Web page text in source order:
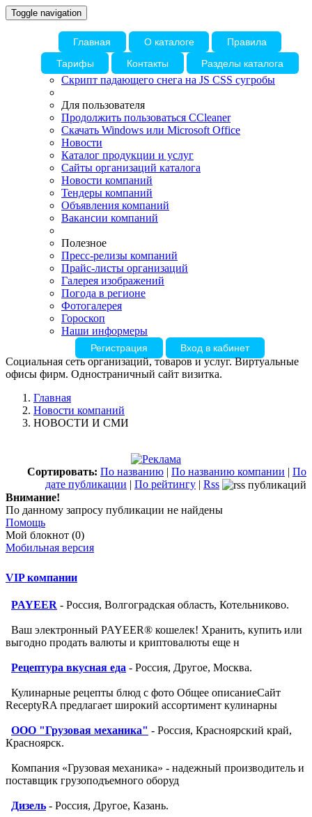
Toggle navigation
Главная О каталоге
Правила
Тарифы
Контакты Разделы каталога
Скрипт падающего снега на JS CSS сугробы
Для пользователя
Продолжить пользоваться CCleaner
Скачать Windows или Microsoft Office
Новости
Каталог продукции и услуг
Сайты организаций каталога
Новости компаний
Тендеры компаний
Объявления компаний
Вакансии компаний
Полезное
Пресс-релизы компаний
Прайс-листы организаций
Галерея изображений
Погода в регионе
Фотогалерея
Гороскоп
Наши информеры
Регистрация Вход в кабинет
Социальная сеть организаций, товаров и услуг. Виртуальные
офисы фирм. Одностраничный сайт визитка.
Главная
Новости компаний
НОВОСТИ И СМИ
Сортировать: По названию | По названию компании | По
дате публикации | По рейтингу | Rss
Внимание!
По данному запросу публикации не найдены
Помощь
Мой блокнот (0)
Мобильная версия
VIP компании
PAYEER - Россия, Волгоградская область, Котельниково.
Ваш электронный PAYEER® кошелек! Хранить, купить или
выгодно продать валюты и криптовалюты еще н
Рецептура вкусная еда - Россия, Другое, Москва.
Кулинарные рецепты блюд с фото Общее описаниеСайт
ReceptyRA предлагает широкий ассортимент кулинарны
ООО "Грузовая механика" - Россия, Красноярский край,
Красноярск.
Компания «Грузовая механика» - надежный производитель и
поставщик грузоподъемного оборуд
Дизель - Россия, Другое, Казань.